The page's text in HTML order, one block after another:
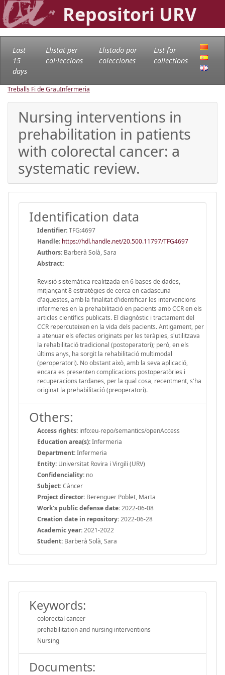
Repositori URV
Last
15
days
Llistat per
col·leccions
Llistado por
colecciones
List for
collections
Treballs Fi de GrauInfermeria
Nursing interventions in
prehabilitation in patients
with colorectal cancer: a
systematic review.
Identification data
Identifier:TFG:4697
Handle: https://hdl.handle.net/20.500.11797/TFG4697
Authors: Barberà Solà, Sara
Abstract:
Revisió sistemàtica realitzada en 6 bases de dades,
mitjançant 8 estratègies de cerca en cadascuna
d'aquestes, amb la finalitat d'identificar les intervencions
infermeres en la prehabilitació en pacients amb CCR en els
articles científics publicats. El diagnòstic i tractament del
CCR repercuteixen en la vida dels pacients. Antigament, per
a atenuar els efectes originats per les teràpies, s'utilitzava
la rehabilitació tradicional (postoperatori); però, en els
últims anys, ha sorgit la rehabilitació multimodal
(peroperatori). No obstant això, amb la seva aplicació,
encara es presenten complicacions postoperatòries i
recuperacions tardanes, per la qual cosa, recentment, s'ha
originat la prehabilitació (preoperatori).
Others:
Access rights: info:eu-repo/semantics/openAccess
Education area(s):Infermeria
Department:Infermeria
Entity: Universitat Rovira i Virgili (URV)
Confidenciality: no
Subject:Càncer
Project director: Berenguer Poblet, Marta
Work's public defense date:2022-06-08
Creation date in repository:2022-06-28
Academic year:2021-2022
Student: Barberà Solà, Sara
Keywords:
colorectal cancer
prehabilitation and nursing interventions
Nursing
Documents: